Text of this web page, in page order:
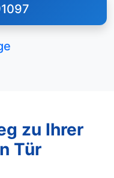
zu Ihrer
Tür